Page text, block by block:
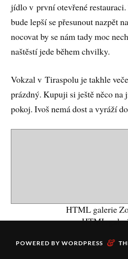
jídlo v první otevřené
bude lepší se přesunout nazpět
nocovat by se nám tady moc
naštěstí jede během chvilky.
Vokzal v Tiraspolu je takhle
prázdný. Kupuji si ještě něco
pokoj. Ivoš nemá dost a vyráží
HTML galerie
HTML
POWERED BY WORDPRESS &